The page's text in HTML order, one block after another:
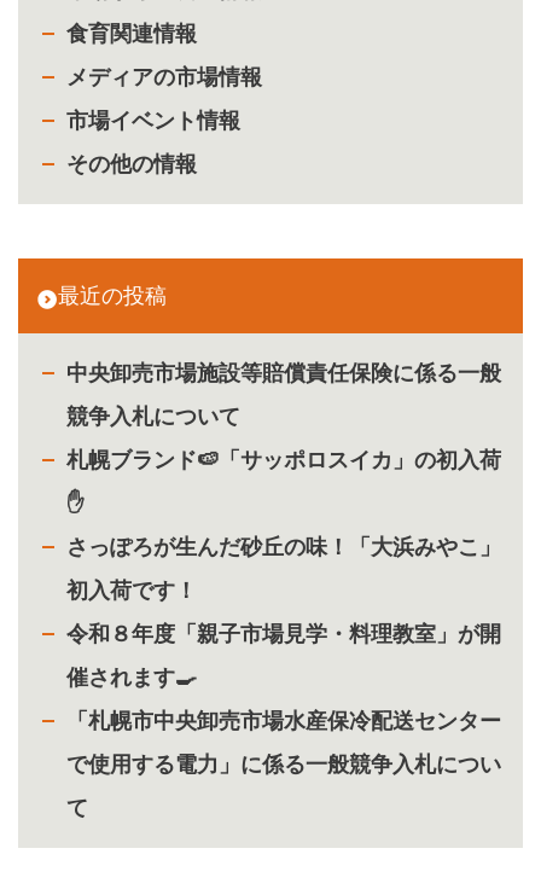
食育関連情報
メディアの市場情報
市場イベント情報
その他の情報
最近の投稿
中央卸売市場施設等賠償責任保険に係る一般
競争入札について
札幌ブランド🍉「サッポロスイカ」の初入荷
✋
さっぽろが生んだ砂丘の味！「大浜みやこ」
初入荷です！
令和８年度「親子市場見学・料理教室」が開
催されます🍳
「札幌市中央卸売市場水産保冷配送センター
で使用する電力」に係る一般競争入札につい
て